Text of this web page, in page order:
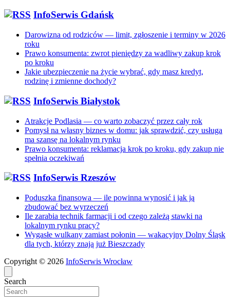
InfoSerwis Gdańsk
Darowizna od rodziców — limit, zgłoszenie i terminy w 2026
roku
Prawo konsumenta: zwrot pieniędzy za wadliwy zakup krok
po kroku
Jakie ubezpieczenie na życie wybrać, gdy masz kredyt,
rodzinę i zmienne dochody?
InfoSerwis Białystok
Atrakcje Podlasia — co warto zobaczyć przez cały rok
Pomysł na własny biznes w domu: jak sprawdzić, czy usługa
ma szansę na lokalnym rynku
Prawo konsumenta: reklamacja krok po kroku, gdy zakup nie
spełnia oczekiwań
InfoSerwis Rzeszów
Poduszka finansowa — ile powinna wynosić i jak ją
zbudować bez wyrzeczeń
Ile zarabia technik farmacji i od czego zależą stawki na
lokalnym rynku pracy?
Wygasłe wulkany zamiast połonin — wakacyjny Dolny Śląsk
dla tych, którzy znają już Bieszczady
Copyright © 2026 InfoSerwis Wrocław
Search